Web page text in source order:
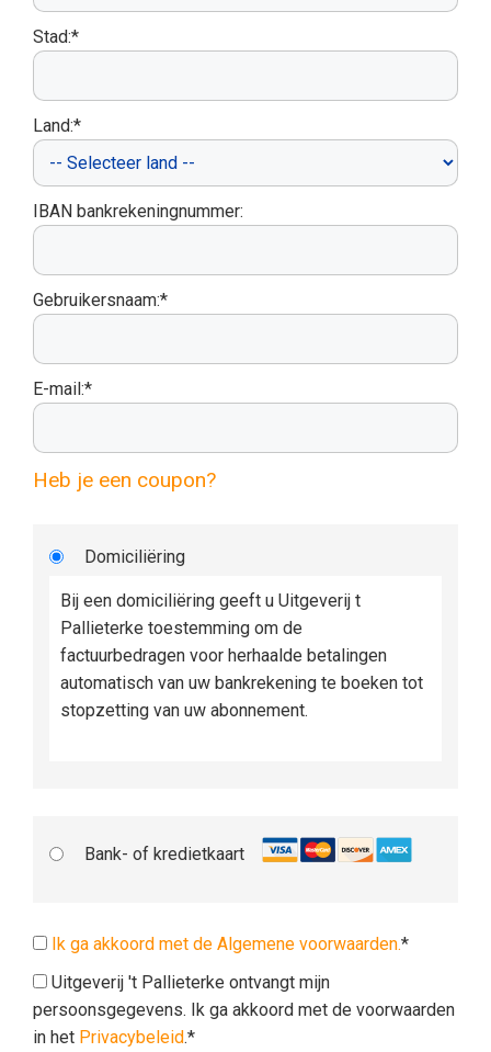
Stad:*
Land:*
IBAN bankrekeningnummer:
Gebruikersnaam:*
E-mail:*
Heb je een coupon?
Domiciliëring
Bij een domiciliëring geeft u Uitgeverij t
Pallieterke toestemming om de
factuurbedragen voor herhaalde betalingen
automatisch van uw bankrekening te boeken tot
stopzetting van uw abonnement.
Bank- of kredietkaart
Ik ga akkoord met de Algemene voorwaarden.*
Uitgeverij 't Pallieterke ontvangt mijn
persoonsgegevens. Ik ga akkoord met de voorwaarden
in het Privacybeleid.*